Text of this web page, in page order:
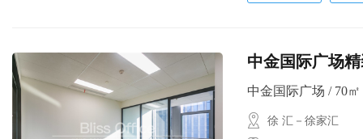
中金国际广场
中金国际广场 / 70㎡
徐 汇－徐家汇